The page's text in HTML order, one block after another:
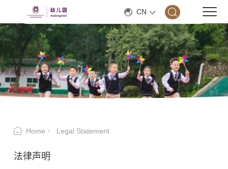
CN
Home Legal Statement
法律声明